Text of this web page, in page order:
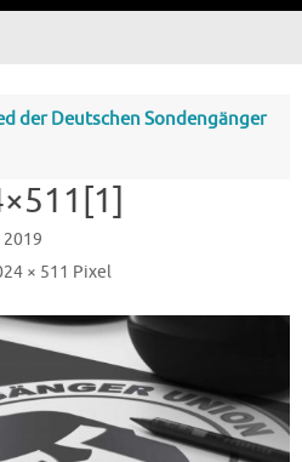
der Deutschen Sondengänger
2019
× 511 Pixel